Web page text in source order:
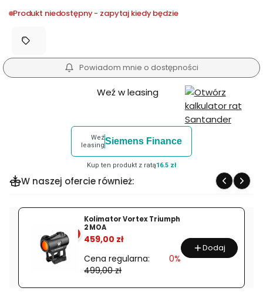
Produkt niedostępny - zapytaj kiedy będzie
Powiadom mnie o dostępności
Weź w leasing
Weź
leasingSiemens Finance
Kup ten produkt z ratą16.5 zł
W naszej ofercie również:
Kolimator Vortex Triumph
2 MOA
459,00 zł
Cena regularna:
499,00 zł
0%
Dodaj